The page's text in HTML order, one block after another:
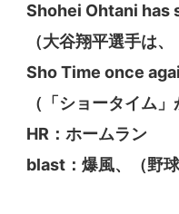
Shohei Ohtani has
（大谷翔平選手は
Sho Time once
（「ショータイム
HR：ホームラン
blast：爆風、（野